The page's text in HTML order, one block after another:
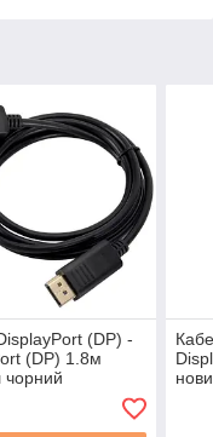
(DP) -
(DP) 1.8м
чорний